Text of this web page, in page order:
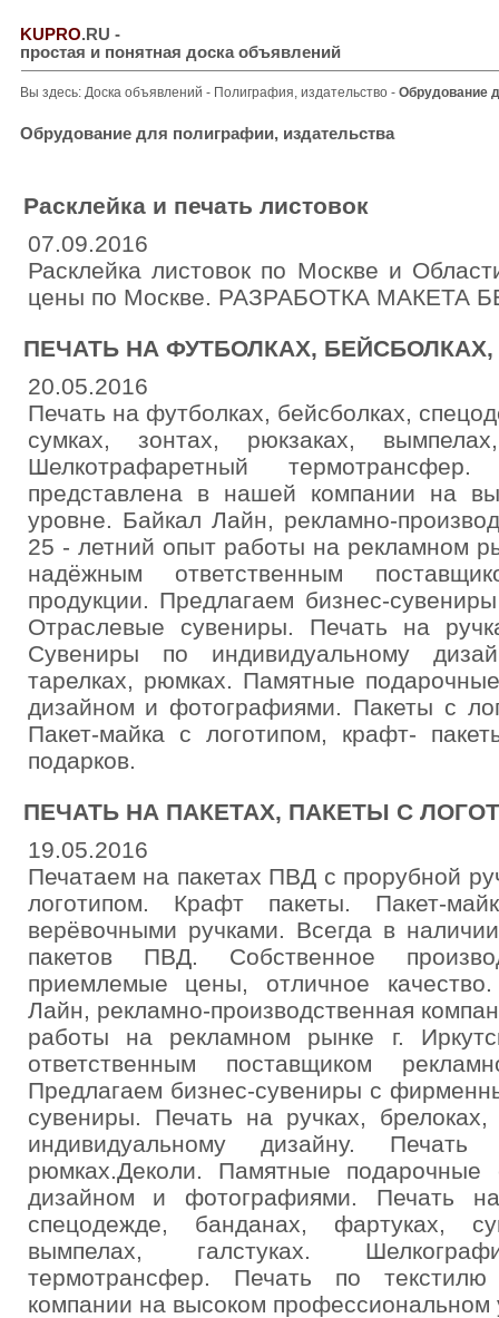
KUPRO.RU -
простая и понятная доска объявлений
Вы здесь: Доска объявлений - Полиграфия, издательство - Обрудование
Обрудование для полиграфии, издательства
Расклейка и печать листовок
07.09.2016
Расклейка листовок по Москве и
цены по Москве. РАЗРАБОТКА МАКЕТА
ПЕЧАТЬ НА ФУТБОЛКАХ,
20.05.2016
Печать на футболках, бейсболках,
сумках, зонтах, рюкзаках,
Шелкотрафаретный
представлена в нашей компании на
уровне. Байкал Лайн, рекламно-
25 - летний опыт работы на рекламном
надёжным ответственным
продукции. Предлагаем бизнес-
Отраслевые сувениры. Печать на
Сувениры по индивидуальному
тарелках, рюмках. Памятные
дизайном и фотографиями. Пакеты с
Пакет-майка с логотипом, крафт-
подарков.
ПЕЧАТЬ НА ПАКЕТАХ, ПАКЕТЫ С
19.05.2016
Печатаем на пакетах ПВД с прорубной
логотипом. Крафт пакеты. Пакет-
верёвочными ручками. Всегда в
пакетов ПВД. Собственное
приемлемые цены, отличное
Лайн, рекламно-производственная
работы на рекламном рынке г.
ответственным поставщиком
Предлагаем бизнес-сувениры с
сувениры. Печать на ручках,
индивидуальному дизайну.
рюмках.Деколи. Памятные
дизайном и фотографиями. Печать
спецодежде, банданах, фартуках,
вымпелах, галстуках.
термотрансфер. Печать по
компании на высоком профессиональном